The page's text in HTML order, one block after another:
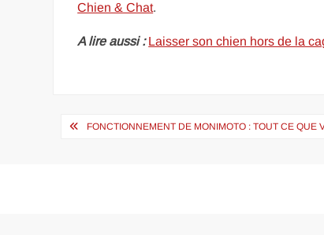
Chien & Chat.
A lire aussi : Laisser son chien hors de la
Navigation
FONCTIONNEMENT DE MONIMOTO : TOUT CE QUE